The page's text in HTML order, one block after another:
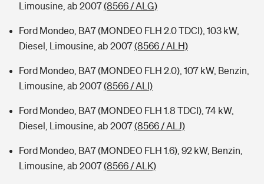
Limousine, ab 2007(8566 / ALG)
Ford Mondeo, BA7 (MONDEO FLH 2.0 TDCI), 103 kW,
Diesel, Limousine, ab 2007(8566 / ALH)
Ford Mondeo, BA7 (MONDEO FLH 2.0), 107 kW, Benzin,
Limousine, ab 2007(8566 / ALI)
Ford Mondeo, BA7 (MONDEO FLH 1.8 TDCI), 74 kW,
Diesel, Limousine, ab 2007(8566 / ALJ)
Ford Mondeo, BA7 (MONDEO FLH 1.6), 92 kW, Benzin,
Limousine, ab 2007(8566 / ALK)